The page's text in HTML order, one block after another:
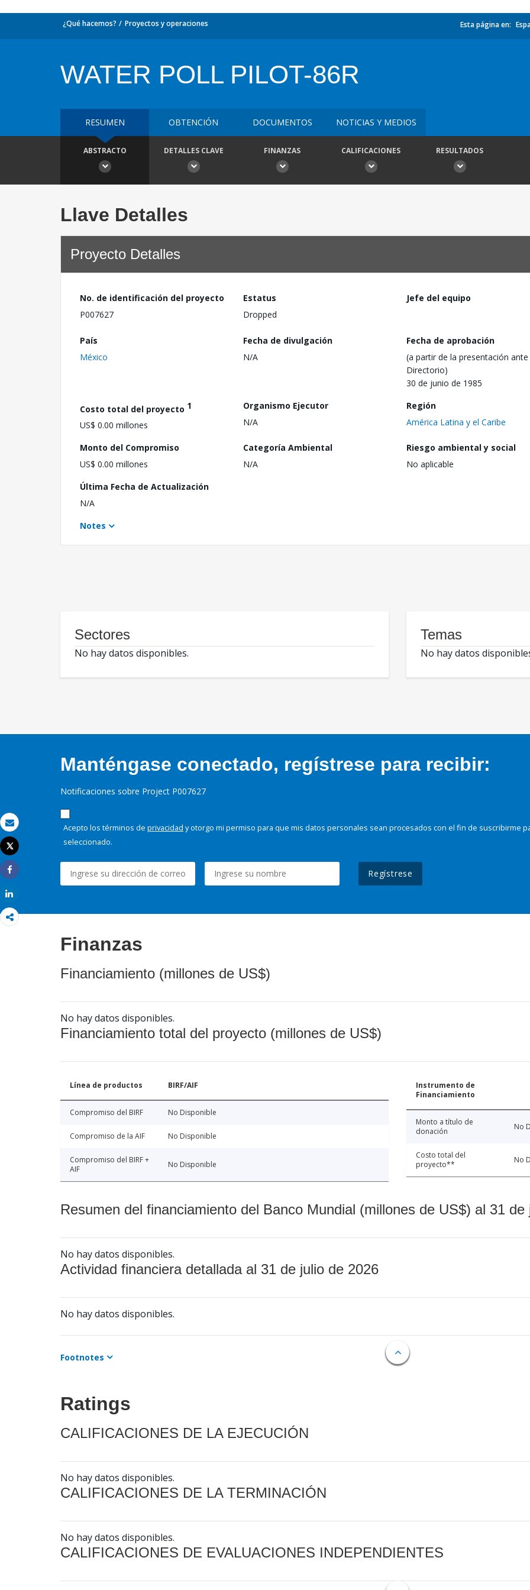
Correo electrónico
Imprimir
Tweet
Share
¿Qué hacemos? Proyectos y operaciones Esta página en:
WATER POLL PILOT-86R
RESUMEN OBTENCIÓN DOCUMENTOS NOTICIAS Y MEDIOS
ABSTRACTO DETALLES CLAVE FINANZAS CALIFICACIONES RESULTADOS
Llave Detalles
Proyecto Detalles
No. de identificación del proyecto
P007627
Estatus
Dropped
Jefe del equipo
País
México
Fecha de divulgación
N/A
Fecha de aprobación
(a partir de la presentación ante
Directorio)
30 de junio de 1985
Costo total del proyecto 1
US$ 0.00 millones
Organismo Ejecutor
N/A
Región
América Latina y el Caribe
Monto del Compromiso
US$ 0.00 millones
Categoría Ambiental
N/A
Riesgo ambiental y social
No aplicable
Última Fecha de Actualización
N/A
Notes
Sectores
No hay datos disponibles.
Temas
No hay datos
Manténgase conectado, regístrese para recibir:
Notificaciones sobre Project P007627
Acepto los términos de privacidad y otorgo mi permiso para que mis datos personales sean procesados con el fin de suscribirme
seleccionado.
Regístrese
Finanzas
Financiamiento (millones de US$)
No hay datos disponibles.
Financiamiento total del proyecto (millones de US$)
Línea de productos BIRF/AIF
Compromiso del BIRF No Disponible
Compromiso de la AIF No Disponible
Compromiso del BIRF +
AIF
No Disponible
Instrumento de
Financiamiento
Monto a título de
donación
No
Costo total del
proyecto**
No
Resumen del financiamiento del Banco Mundial (millones de US$) al 31 de
No hay datos disponibles.
Actividad financiera detallada al 31 de julio de 2026
No hay datos disponibles.
Footnotes
Ratings
CALIFICACIONES DE LA EJECUCIÓN
No hay datos disponibles.
CALIFICACIONES DE LA TERMINACIÓN
No hay datos disponibles.
CALIFICACIONES DE EVALUACIONES INDEPENDIENTES